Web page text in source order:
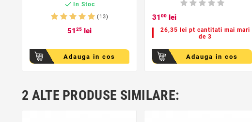
 In Stoc
(13)
5125 lei
Adauga in cos
3100 lei
26,35 lei pt cantitati mai mari
de 3
Adauga in cos
2 ALTE PRODUSE SIMILARE: